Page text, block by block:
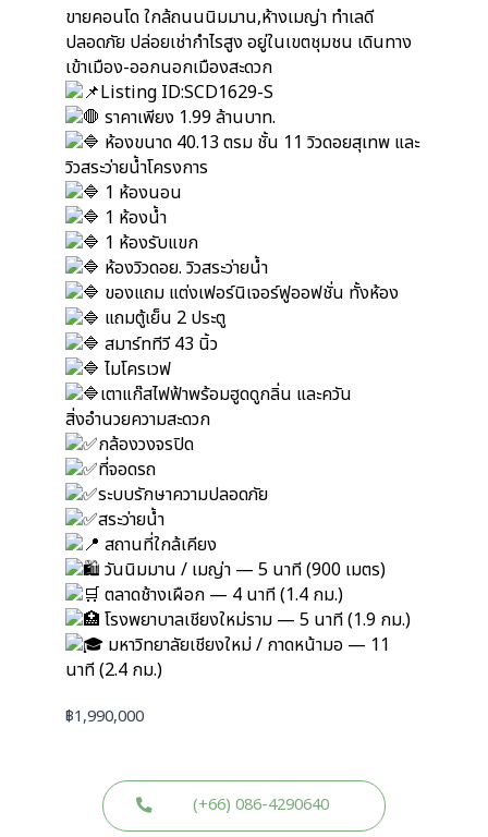
ขายคอนโด ใกล้ถนนนิมมาน,ห้างเมญ่า ทำเลดี
ปลอดภัย ปล่อยเช่ากำไรสูง อยู่ในเขตชุมชน เดินทาง
เข้าเมือง-ออกนอกเมืองสะดวก
Listing ID:SCD1629-S
ราคาเพียง 1.99 ล้านบาท.
ห้องขนาด 40.13 ตรม ชั้น 11 วิวดอยสุเทพ และ
วิวสระว่ายน้ำโครงการ
1 ห้องนอน
1 ห้องน้ำ
1 ห้องรับแขก
ห้องวิวดอย. วิวสระว่ายน้ำ
ของแถม แต่งเฟอร์นิเจอร์ฟูออฟชั่น ทั้งห้อง
แถมตู้เย็น 2 ประตู
สมาร์ททีวี 43 นิ้ว
ไมโครเวฟ
เตาแก๊สไฟฟ้าพร้อมฮูดดูกลิ่น และควัน
สิ่งอำนวยความสะดวก
กล้องวงจรปิด
ที่จอดรถ
ระบบรักษาความปลอดภัย
สระว่ายน้ำ
สถานที่ใกล้เคียง
วันนิมมาน / เมญ่า — 5 นาที (900 เมตร)
ตลาดช้างเผือก — 4 นาที (1.4 กม.)
โรงพยาบาลเชียงใหม่ราม — 5 นาที (1.9 กม.)
มหาวิทยาลัยเชียงใหม่ / กาดหน้ามอ — 11
นาที (2.4 กม.)
฿1,990,000
(+66) 086-4290640